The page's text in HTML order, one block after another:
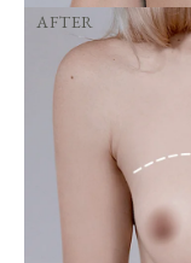
AFTER